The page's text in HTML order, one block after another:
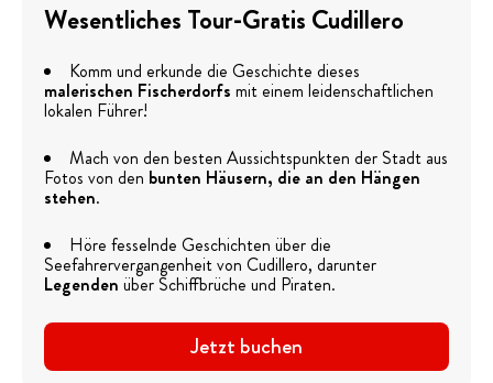
Wesentliches Tour-Gratis Cudillero
Komm und erkunde die Geschichte dieses
malerischen Fischerdorfs mit einem leidenschaftlichen
lokalen Führer!
Mach von den besten Aussichtspunkten der Stadt aus
Fotos von den bunten Häusern, die an den Hängen
stehen.
Höre fesselnde Geschichten über die
Seefahrervergangenheit von Cudillero, darunter
Legenden über Schiffbrüche und Piraten.
Jetzt buchen